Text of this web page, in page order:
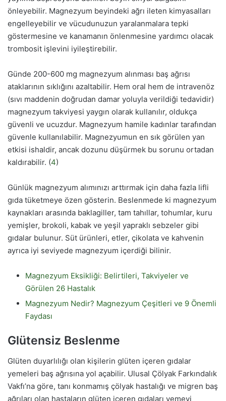
önleyebilir. Magnezyum beyindeki ağrı ileten kimyasalları
engelleyebilir ve vücudunuzun yaralanmalara tepki
göstermesine ve kanamanın önlenmesine yardımcı olacak
trombosit işlevini iyileştirebilir.
Günde 200-600 mg magnezyum alınması baş ağrısı
ataklarının sıklığını azaltabilir. Hem oral hem de intravenöz
(sıvı maddenin doğrudan damar yoluyla verildiği tedavidir)
magnezyum takviyesi yaygın olarak kullanılır, oldukça
güvenli ve ucuzdur. Magnezyum hamile kadınlar tarafından
güvenle kullanılabilir. Magnezyumun en sık görülen yan
etkisi ishaldir, ancak dozunu düşürmek bu sorunu ortadan
kaldırabilir. (4)
Günlük magnezyum alımınızı arttırmak için daha fazla lifli
gıda tüketmeye özen gösterin. Beslenmede ki magnezyum
kaynakları arasında baklagiller, tam tahıllar, tohumlar, kuru
yemişler, brokoli, kabak ve yeşil yapraklı sebzeler gibi
gıdalar bulunur. Süt ürünleri, etler, çikolata ve kahvenin
ayrıca iyi seviyede magnezyum içerdiği bilinir.
Magnezyum Eksikliği: Belirtileri, Takviyeler ve
Görülen 26 Hastalık
Magnezyum Nedir? Magnezyum Çeşitleri ve 9 Önemli
Faydası
Glütensiz Beslenme
Glüten duyarlılığı olan kişilerin glüten içeren gıdalar
yemeleri baş ağrısına yol açabilir. Ulusal Çölyak Farkındalık
Vakfı’na göre, tanı konmamış çölyak hastalığı ve migren baş
ağrıları olan hastaların glüten içeren gıdaları yemeyi